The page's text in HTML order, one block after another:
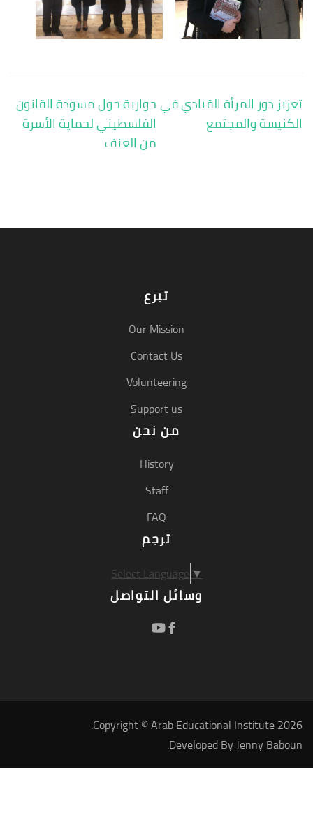
تصفّح
المقالات
حوارية حول مسودة القانون
الفلسطيني لحماية الأسرة
من العنف
تعزيز دور المرأة القيادي في
الكنيسة والمجتمع
تبرع
Our Mission
Contact Us
Volunteering
Support us
من نحن
History
Staff
FAQ
ترجم
Select Language▼
وسائل التواصل
Copyright © Arab Educational Institute 2026.
Developed ByJenny Baboun
.